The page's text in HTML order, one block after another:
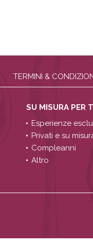
TERMINI &
SU MISURA PER
Esperienze
Privati e su
Compleanni
Altro